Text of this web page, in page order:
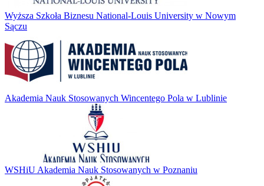
Wyższa Szkoła Biznesu National-Louis University w Nowym
Sączu
Akademia Nauk Stosowanych Wincentego Pola w Lublinie
WSHiU Akademia Nauk Stosowanych w Poznaniu